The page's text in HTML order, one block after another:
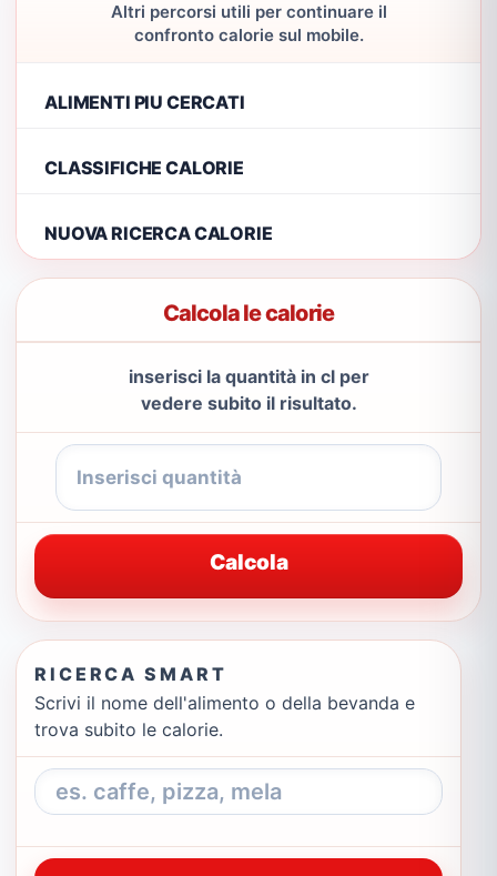
Altri percorsi utili per continuare il
confronto calorie sul mobile.
ALIMENTI PIU CERCATI
CLASSIFICHE CALORIE
NUOVA RICERCA CALORIE
Calcola le calorie
inserisci la quantità in cl per
vedere subito il risultato.
Calcola
RICERCA SMART
Scrivi il nome dell'alimento o della bevanda e
trova subito le calorie.